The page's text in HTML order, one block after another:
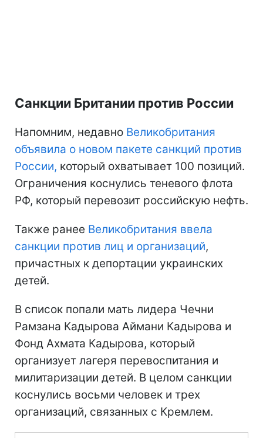
Санкции Британии против России
Напомним, недавно Великобритания
объявила о новом пакете санкций против
России, который охватывает 100 позиций.
Ограничения коснулись теневого флота
РФ, который перевозит российскую нефть.
Также ранее Великобритания ввела
санкции против лиц и организаций,
причастных к депортации украинских
детей.
В список попали мать лидера Чечни
Рамзана Кадырова Аймани Кадырова и
Фонд Ахмата Кадырова, который
организует лагеря перевоспитания и
милитаризации детей. В целом санкции
коснулись восьми человек и трех
организаций, связанных с Кремлем.